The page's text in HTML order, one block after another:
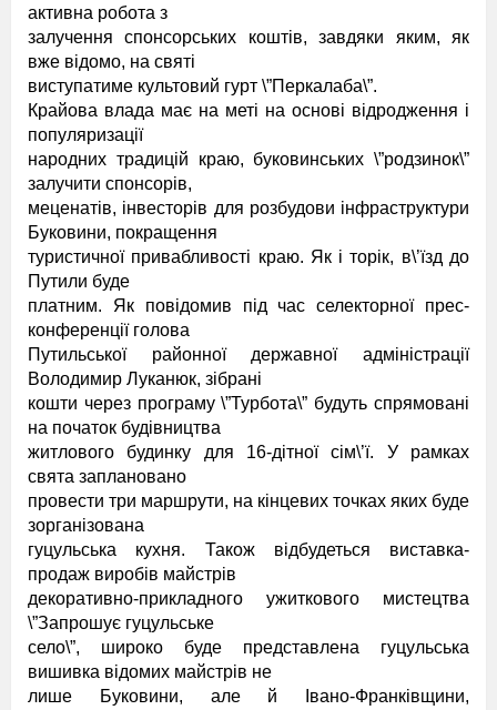
активна робота з
залучення спонсорських коштів, завдяки яким, як
вже відомо, на святі
виступатиме культовий гурт \”Перкалаба\”.
Крайова влада має на меті на основі відродження і
популяризації
народних традицій краю, буковинських \”родзинок\”
залучити спонсорів,
меценатів, інвесторів для розбудови інфраструктури
Буковини, покращення
туристичної привабливості краю. Як і торік, в\’їзд до
Путили буде
платним. Як повідомив під час селекторної прес-
конференції голова
Путильської районної державної адміністрації
Володимир Луканюк, зібрані
кошти через програму \”Турбота\” будуть спрямовані
на початок будівництва
житлового будинку для 16-дітної сім\’ї. У рамках
свята заплановано
провести три маршрути, на кінцевих точках яких буде
зорганізована
гуцульська кухня. Також відбудеться виставка-
продаж виробів майстрів
декоративно-прикладного ужиткового мистецтва
\”Запрошує гуцульське
село\”, широко буде представлена гуцульська
вишивка відомих майстрів не
лише Буковини, але й Івано-Франківщини,